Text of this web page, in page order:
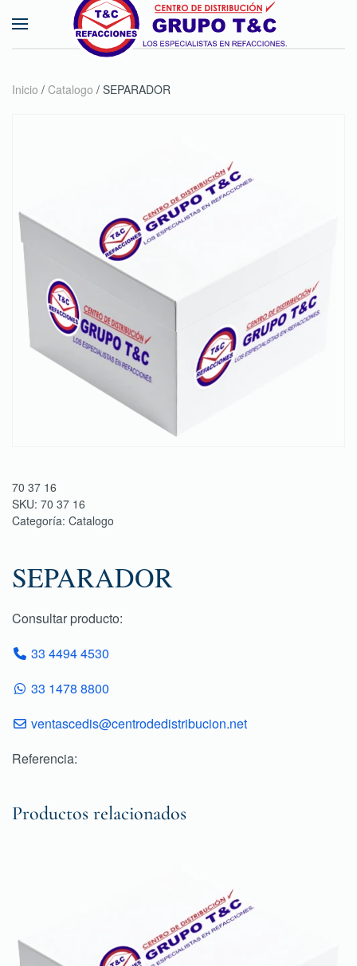
Skip to main content
Inicio / Catalogo / SEPARADOR
70 37 16
SKU: 70 37 16
Categoría: Catalogo
SEPARADOR
Consultar producto:
33 4494 4530
33 1478 8800
ventascedis@centrodedistribucion.net
Referencia:
Productos relacionados